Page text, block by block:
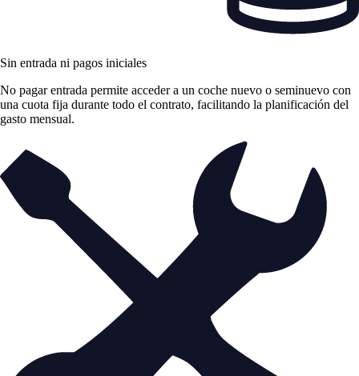
Sin entrada ni pagos iniciales
No pagar entrada permite acceder a un coche nuevo o seminuevo con
una cuota fija durante todo el contrato, facilitando la planificación del
gasto mensual.